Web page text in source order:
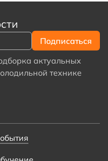
актуальных
технике